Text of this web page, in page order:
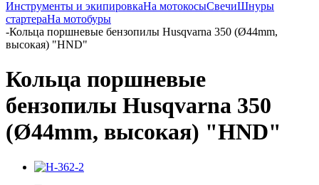
Инструменты и экипировкаНа мотокосыСвечиШнуры
стартераНа мотобуры
-Кольца поршневые бензопилы Husqvarna 350 (Ø44mm,
высокая) "HND"
Кольца поршневые
бензопилы Husqvarna 350
(Ø44mm, высокая) "HND"